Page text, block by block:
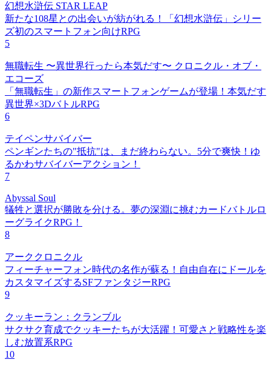
幻想水滸伝 STAR LEAP
新たな108星との出会いが紡がれる！「幻想水滸伝」シリー
ズ初のスマートフォン向けRPG
5
無職転生 〜異世界行ったら本気だす〜 クロニクル・オブ・
エコーズ
「無職転生」の新作スマートフォンゲームが登場！本気だす
異世界×3DバトルRPG
6
テイペンサバイバー
ペンギンたちの"抵抗"は、まだ終わらない。5分で爽快！ゆ
るかわサバイバーアクション！
7
Abyssal Soul
犠牲と選択が勝敗を分ける。夢の深淵に挑むカードバトルロ
ーグライクRPG！
8
アーククロニクル
フィーチャーフォン時代の名作が蘇る！自由自在にドールを
カスタマイズするSFファンタジーRPG
9
クッキーラン：クランブル
サクサク育成でクッキーたちが大活躍！可愛さと戦略性を楽
しむ放置系RPG
10